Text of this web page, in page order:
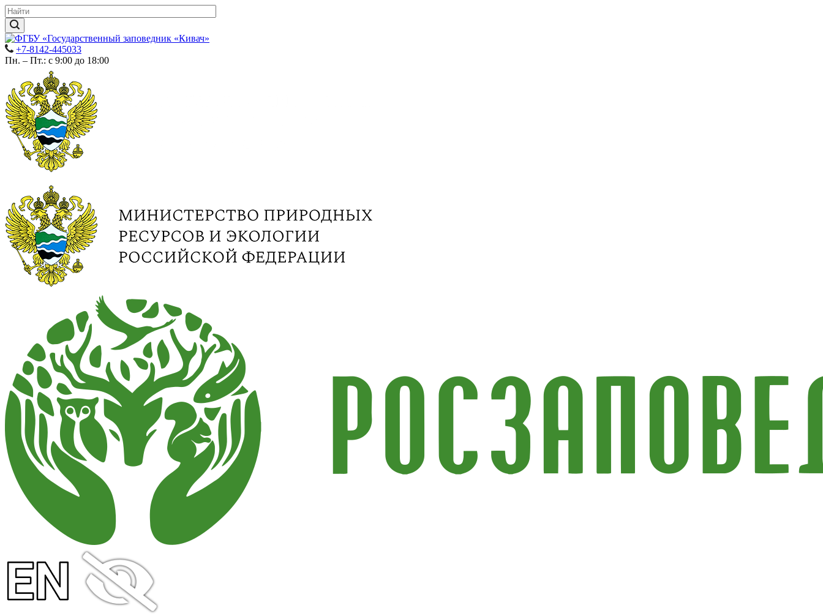
+7-8142-445033
Пн. – Пт.: с 9:00 до 18:00